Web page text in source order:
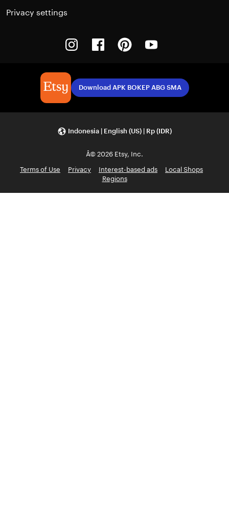
Privacy settings
InstagramFacebookPinterest
Download APK BOKEP ABG SMA
Indonesia | English (US) | Rp (IDR)
Â© 2026 Etsy, Inc.
Terms of Use
Privacy Interest-based ads
Local Shops
Regions